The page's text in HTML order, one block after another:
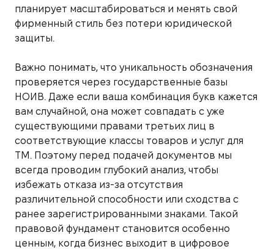
планирует масштабироваться и менять свой
фирменный стиль без потери юридической
защиты.
Важно понимать, что уникальность обозначения
проверяется через государственные базы
НОИВ. Даже если ваша комбинация букв кажется
вам случайной, она может совпадать с уже
существующими правами третьих лиц в
соответствующие классы товаров и услуг для
ТМ. Поэтому перед подачей документов мы
всегда проводим глубокий анализ, чтобы
избежать отказа из-за отсутствия
различительной способности или сходства с
ранее зарегистрированными знаками. Такой
правовой фундамент становится особенно
ценным, когда бизнес выходит в цифровое